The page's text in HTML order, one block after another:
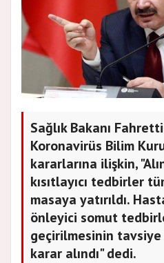
Sağlık Bakanı
Koronavirüs Bilim
kararlarına ilişkin,
kısıtlayıcı tedbirler
masaya yatırıldı.
önleyici somut
geçirilmesinin
karar alındı" dedi.